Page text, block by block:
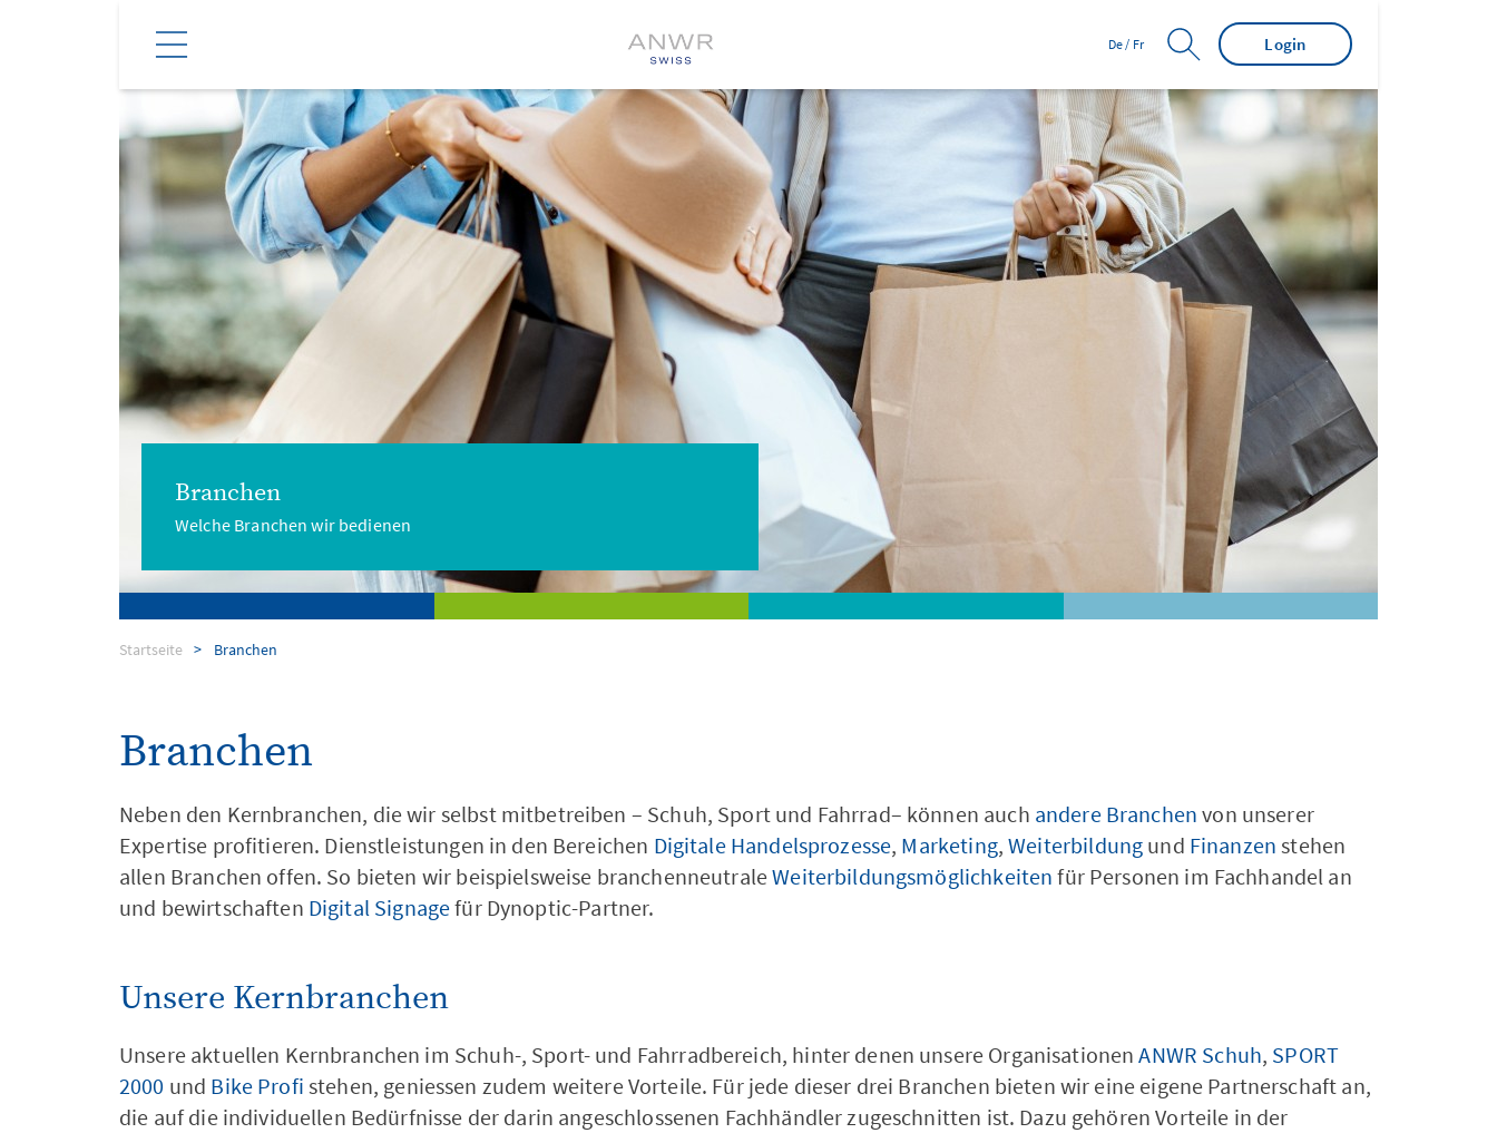
Login
De/ Fr
Branchen
Welche Branchen wir bedienen
Dienstleistungen
Digital Signage
Startseite Branchen
Branchen
Neben den Kernbranchen, die wir selbst mitbetreiben – Schuh, Sport und Fahrrad– können auch andere Branchen von unserer
Expertise profitieren. Dienstleistungen in den Bereichen Digitale Handelsprozesse, Marketing,Weiterbildung und Finanzen stehen
allen Branchen offen. So bieten wir beispielsweise branchenneutraleWeiterbildungsmöglichkeiten für Personen im Fachhandel an
und bewirtschaften Digital Signagefür Dynoptic-Partner.
Unsere Kernbranchen
Unsere aktuellen Kernbranchen im Schuh-, Sport- und Fahrradbereich, hinter denen unsere OrganisationenANWR Schuh, SPORT
2000 und Bike Profi stehen, geniessen zudem weitere Vorteile. Für jede dieser drei Branchen bieten wir eine eigene Partnerschaft an,
die auf die individuellen Bedürfnisse der darin angeschlossenen Fachhändler zugeschnitten ist. Dazu gehören Vorteile in der